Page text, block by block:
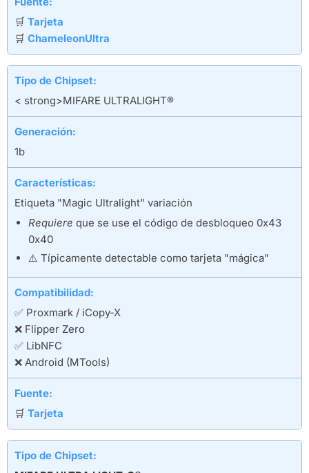
🛒 Tarjeta
🛒 ChameleonUltra
Tipo de Chipset:
< strong>MIFARE ULTRALIGHT®
Generación:
1b
Características:
Etiqueta "Magic Ultralight" variación
Requiere que se use el código de desbloqueo 0x43
0x40
⚠️ Típicamente detectable como tarjeta "mágica"
Compatibilidad:
✅ Proxmark / iCopy-X
❌ Flipper Zero
✅ LibNFC
❌ Android (MTools)
Fuente:
🛒 Tarjeta
Tipo de Chipset: